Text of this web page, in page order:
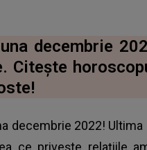
decembrie
Citește
decembrie 2022! Ultima
ce privește relațiile